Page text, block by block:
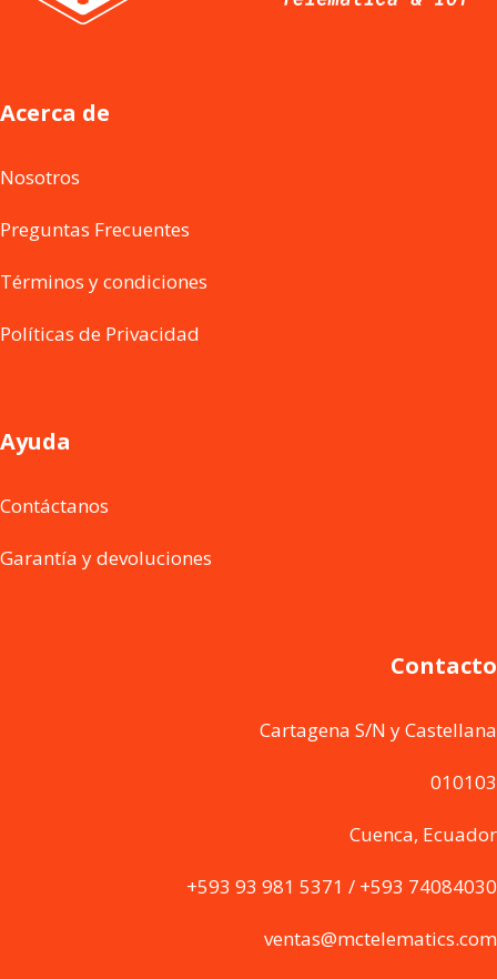
Acerca de
Nosotros
Preguntas Frecuentes
Términos y condiciones
Políticas de Privacidad
Ayuda
Contáctanos
Garantía y devoluciones
Contacto
Cartagena S/N y Castellana
010103
Cuenca, Ecuador
+593 93 981 5371 / +593 74084030
ventas@mctelematics.com